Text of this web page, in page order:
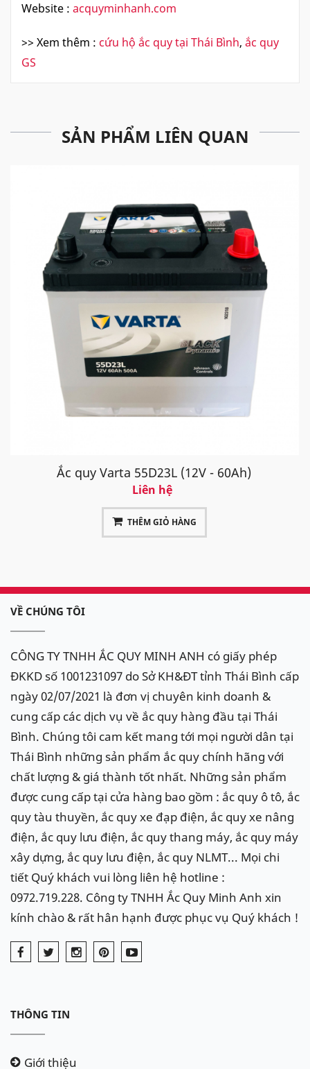
Website : acquyminhanh.com
>> Xem thêm : cứu hộ ắc quy tại Thái Bình, ắc quy
GS
SẢN PHẨM LIÊN QUAN
Ắc quy Varta 55D23L (12V - 60Ah)
Liên hệ
THÊM GIỎ HÀNG
VỀ CHÚNG TÔI
CÔNG TY TNHH ẮC QUY MINH ANH có giấy phép
ĐKKD số 1001231097 do Sở KH&ĐT tỉnh Thái Bình cấp
ngày 02/07/2021 là đơn vị chuyên kinh doanh &
cung cấp các dịch vụ về ắc quy hàng đầu tại Thái
Bình. Chúng tôi cam kết mang tới mọi người dân tại
Thái Bình những sản phẩm ắc quy chính hãng với
chất lượng & giá thành tốt nhất. Những sản phẩm
được cung cấp tại cửa hàng bao gồm : ắc quy ô tô, ắc
quy tàu thuyền, ắc quy xe đạp điện, ắc quy xe nâng
điện, ắc quy lưu điện, ắc quy thang máy, ắc quy máy
xây dựng, ắc quy lưu điện, ắc quy NLMT... Mọi chi
tiết Quý khách vui lòng liên hệ hotline :
0972.719.228. Công ty TNHH Ắc Quy Minh Anh xin
kính chào & rất hân hạnh được phục vụ Quý khách !
THÔNG TIN
Giới thiệu